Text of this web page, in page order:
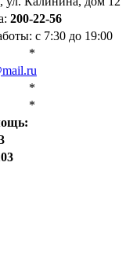
200-22-56
с 7:30 до 19:00
*
*
*